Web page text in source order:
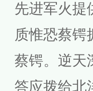
先进军火提
质惟恐蔡锷
蔡锷。逆天
答应拨给北